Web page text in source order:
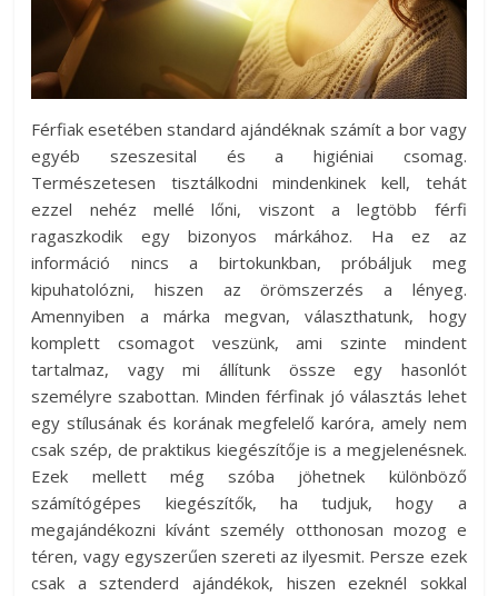
Férfiak esetében standard ajándéknak számít a bor vagy
egyéb szeszesital és a higiéniai csomag.
Természetesen tisztálkodni mindenkinek kell, tehát
ezzel nehéz mellé lőni, viszont a legtöbb férfi
ragaszkodik egy bizonyos márkához. Ha ez az
információ nincs a birtokunkban, próbáljuk meg
kipuhatolózni, hiszen az örömszerzés a lényeg.
Amennyiben a márka megvan, választhatunk, hogy
komplett csomagot veszünk, ami szinte mindent
tartalmaz, vagy mi állítunk össze egy hasonlót
személyre szabottan. Minden férfinak jó választás lehet
egy stílusának és korának megfelelő karóra, amely nem
csak szép, de praktikus kiegészítője is a megjelenésnek.
Ezek mellett még szóba jöhetnek különböző
számítógépes kiegészítők, ha tudjuk, hogy a
megajándékozni kívánt személy otthonosan mozog e
téren, vagy egyszerűen szereti az ilyesmit. Persze ezek
csak a sztenderd ajándékok, hiszen ezeknél sokkal